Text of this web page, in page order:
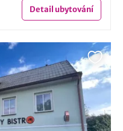
Detailubytování